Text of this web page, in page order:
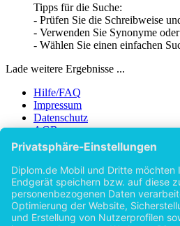
Tipps für die Suche:
- Prüfen Sie die Schreibweise
- Verwenden Sie Synonyme
- Wählen Sie einen einfachen
Lade weitere Ergebnisse ...
Hilfe/FAQ
Impressum
Datenschutz
AGB
Vertrag widerrufen
Zur Desktop-Version
Copyright ©Imprint in der Bedey &
byOpen Publishing
Zurück
Erscheinungsjahr